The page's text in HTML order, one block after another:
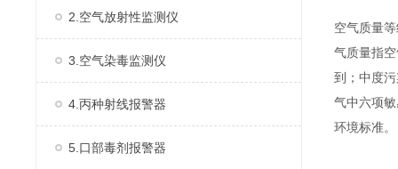
2.空气放射性监测仪
3.空气染毒监测仪
4.丙种射线报警器
5.口部毒剂报警器
空气质量
气质量指
到；中度
气中六项
环境标准。